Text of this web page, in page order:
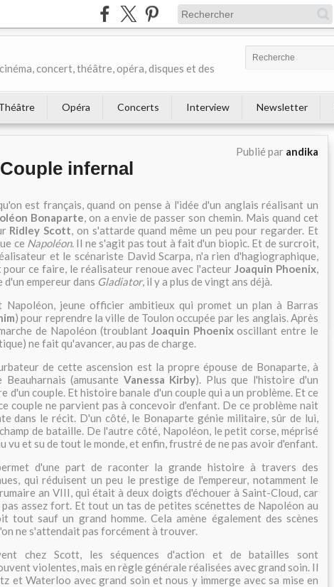
concert, théâtre, opéra, disques et des
Opéra Concerts Interview Newsletter
Publié par andika
infernal
est français, quand on pense à l'idée d'un anglais réalisant un
Bonaparte, on a envie de passer son chemin. Mais quand cet
Ridley Scott, on s'attarde quand même un peu pour regarder. Et
ce Napoléon. Il ne s'agit pas tout à fait d'un biopic. Et de surcroit,
et le scénariste David Scarpa, n'a rien d'hagiographique,
pour ce faire, le réalisateur renoue avec l'acteurJoaquin Phoenix,
empereur dans Gladiator, il y a plus de vingt ans déjà.
Napoléon, jeune officier ambitieux qui promet un plan à Barras
) pour reprendre la ville de Toulon occupée par les anglais. Après
de Napoléon (troublantJoaquin Phoenixoscillant entre le
ne fait qu'avancer, au pas de charge.
de cette ascension est la propre épouse de Bonaparte, à
(amusante Vanessa Kirby). Plus que l'histoire d'un
d'un couple. Et histoire banale d'un couple qui a un problème. Et ce
couple ne parvient pas à concevoir d'enfant. De ce problème nait
dans le récit. D'un côté, le Bonaparte génie militaire, sûr de lui,
de bataille. De l'autre côté, Napoléon, le petit corse, méprisé
vu et su de tout le monde, et enfin, frustré de ne pas avoir d'enfant.
d'une part de raconter la grande histoire à travers des
qui réduisent un peu le prestige de l'empereur, notamment le
an VIII, qui était à deux doigts d'échouer à Saint-Cloud, car
assez fort. Et tout un tas de petites scénettes de Napoléon au
tout sauf un grand homme. Cela amène également des scènes
ne s'attendait pas forcément à trouver.
chez Scott, les séquences d'action et de batailles sont
violentes, mais en règle générale réalisées avec grand soin. Il
et Waterloo avec grand soin et nous y immerge avec sa mise en